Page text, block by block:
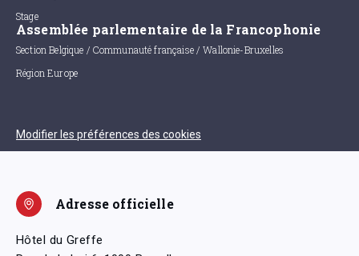
Stage
Assemblée parlementaire de la Francophonie
Section Belgique / Communauté française / Wallonie-Bruxelles
Région Europe
Modifier les préférences des cookies
Adresse officielle
Hôtel du Greffe